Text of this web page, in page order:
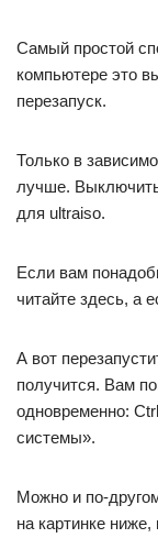
Самый простой
компьютере это
перезапуск.
Только в
лучше.
для ultraiso.
Если вам
читайте здесь, а
А вот
получится. Вам
одновременно:
системы».
Можно и по-
на картинке